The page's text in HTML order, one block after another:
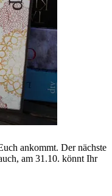
ankommt. Der nächste
am 31.10. könnt Ihr